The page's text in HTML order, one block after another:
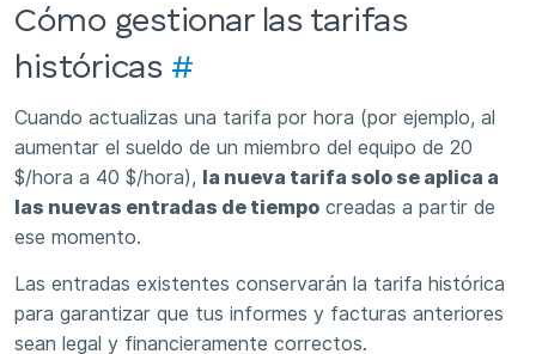
Cómo gestionar las tarifas
históricas #
Cuando actualizas una tarifa por hora (por ejemplo, al
aumentar el sueldo de un miembro del equipo de 20
$/hora a 40 $/hora), la nueva tarifa solo se aplica a
las nuevas entradas de tiempo creadas a partir de
ese momento.
Las entradas existentes conservarán la tarifa histórica
para garantizar que tus informes y facturas anteriores
sean legal y financieramente correctos.